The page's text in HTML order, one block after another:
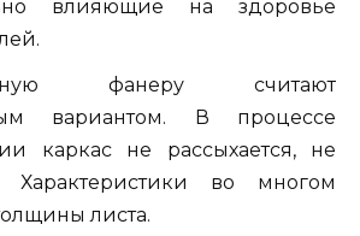
влияющие на здоровье
фанеру считают
вариантом. В процессе
каркас не рассыхается, не
Характеристики во многом
листа.